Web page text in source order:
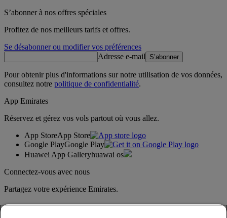
S’abonner à nos offres spéciales
Profitez de nos meilleurs tarifs et offres.
Se désabonner ou modifier vos préférences
Adresse e-mail
S’abonner
Pour obtenir plus d'informations sur notre utilisation de vos données,
consultez notre politique de confidentialité.
App Emirates
Réservez et gérez vos vols partout où vous allez.
App StoreApp Store
Google PlayGoogle Play
Huawei App Galleryhuawai os
Connectez-vous avec nous
Partagez votre expérience Emirates.